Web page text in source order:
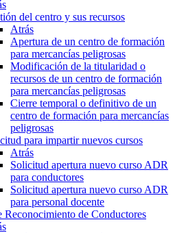
del centro y sus recursos
Atrás
Apertura de un centro de formación
para mercancías peligrosas
Modificación de la titularidad o
recursos de un centro de formación
para mercancías peligrosas
Cierre temporal o definitivo de un
centro de formación para mercancías
peligrosas
para impartir nuevos cursos
Atrás
Solicitud apertura nuevo curso ADR
para conductores
Solicitud apertura nuevo curso ADR
para personal docente
Reconocimiento de Conductores